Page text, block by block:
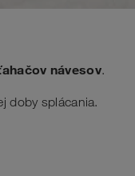
návesov.
doby splácania.